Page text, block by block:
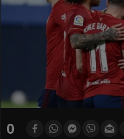
0